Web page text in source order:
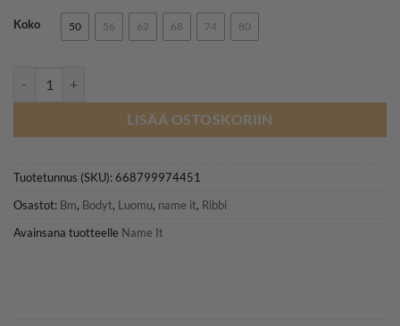
Koko 50 56 62 68 74 80
LISÄÄ OSTOSKORIIN
Tuotetunnus (SKU):668799974451
Osastot: Bm, Bodyt, Luomu, name it, Ribbi
Avainsana tuotteelle Name It